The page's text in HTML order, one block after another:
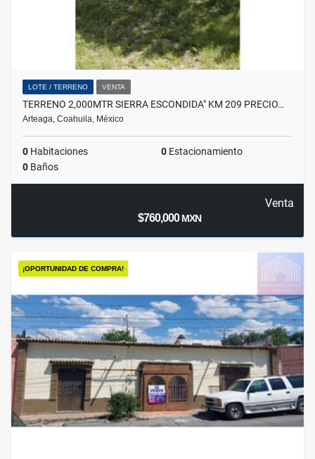
LOTE / TERRENO VENTA
TERRENO 2,000MTR SIERRA ESCONDIDA" KM 209 PRECIO…
Arteaga, Coahuila, México
0 Habitaciones 0 Estacionamiento
0 Baños
Venta
$760,000MXN
¡OPORTUNIDAD DE COMPRA!